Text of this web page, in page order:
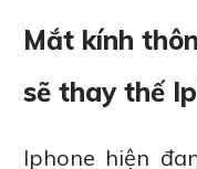
Mắt kính
sẽ thay thế
Iphone hiện